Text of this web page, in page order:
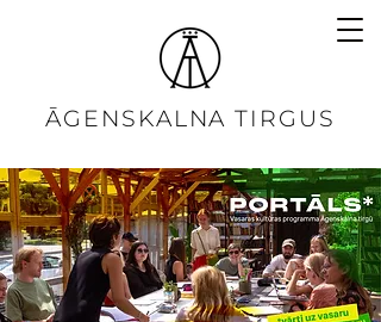
ĀGENSKALNA TIRGUS